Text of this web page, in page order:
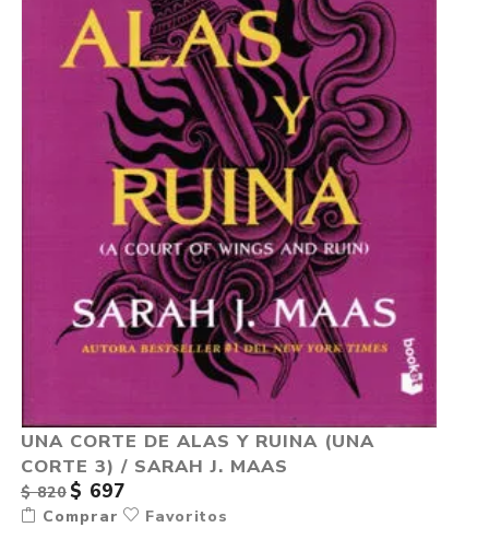
UNA CORTE DE ALAS Y RUINA (UNA
CORTE 3) / SARAH J. MAAS
$ 820 $ 697
Comprar Favoritos